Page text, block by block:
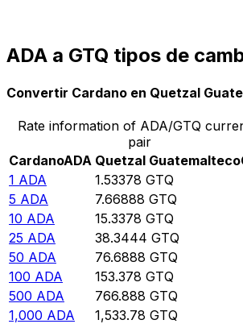
ADA a GTQ tipos de
Convertir Cardano en Quetzal
Rate information of ADA/GTQ
pair
CardanoADA Quetzal Guatemalteco
1 ADA 1.53378 GTQ
5 ADA 7.66888 GTQ
10 ADA 15.3378 GTQ
25 ADA 38.3444 GTQ
50 ADA 76.6888 GTQ
100 ADA 153.378 GTQ
500 ADA 766.888 GTQ
1,000 ADA 1,533.78 GTQ